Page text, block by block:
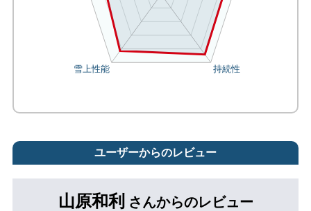
ユーザーからのレビュー
山原和利 さんからのレビュー